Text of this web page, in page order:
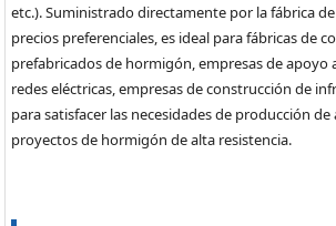
etc.). Suministrado directamente por la fábrica de
precios preferenciales, es ideal para fábricas de
prefabricados de hormigón, empresas de apoyo
redes eléctricas, empresas de construcción de
para satisfacer las necesidades de producción
proyectos de hormigón de alta resistencia.